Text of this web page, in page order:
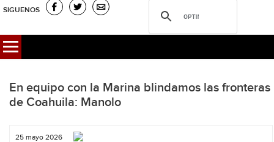
SIGUENOS
En equipo con la Marina blindamos las fronteras
de Coahuila: Manolo
25 mayo 2026